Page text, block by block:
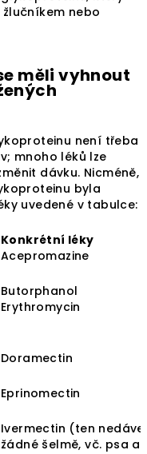
nebo
měli vyhnout
není třeba
mnoho léků lze
dávku. Nicméně,
byla
uvedené v tabulce:
Konkrétní léky
Acepromazine
Butorphanol
Erythromycin
Doramectin
Eprinomectin
Ivermectin (ten
žádné šelmě, vč. psa a